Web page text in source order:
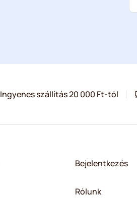
Ingyenes szállítás 20 000 Ft-tól
Bejelentkezés
Rólunk